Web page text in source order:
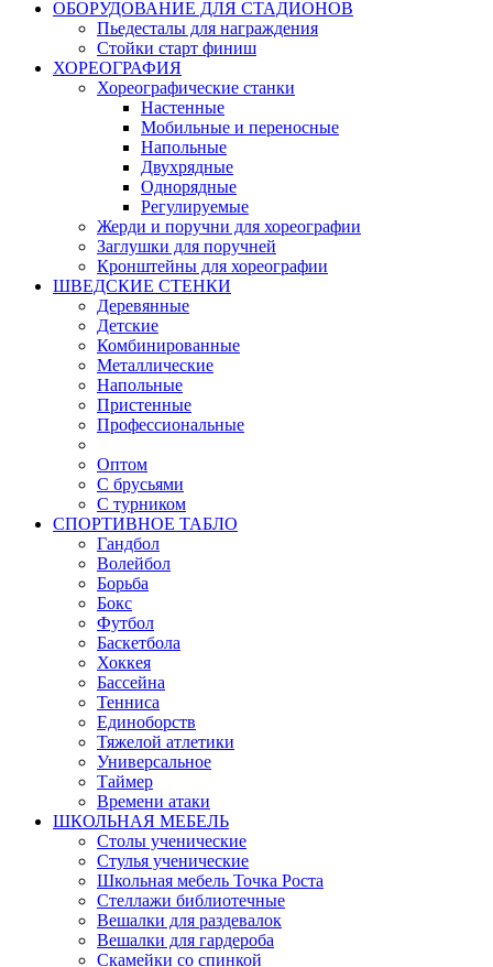
ОБОРУДОВАНИЕ ДЛЯ СТАДИОНОВ
Пьедесталы для награждения
Стойки старт финиш
ХОРЕОГРАФИЯ
Хореографические станки
Настенные
Мобильные и переносные
Напольные
Двухрядные
Однорядные
Регулируемые
Жерди и поручни для хореографии
Заглушки для поручней
Кронштейны для хореографии
ШВЕДСКИЕ СТЕНКИ
Деревянные
Детские
Комбинированные
Металлические
Напольные
Пристенные
Профессиональные
Оптом
С брусьями
С турником
СПОРТИВНОЕ ТАБЛО
Гандбол
Волейбол
Борьба
Бокс
Футбол
Баскетбола
Хоккея
Бассейна
Тенниса
Единоборств
Тяжелой атлетики
Универсальное
Таймер
Времени атаки
ШКОЛЬНАЯ МЕБЕЛЬ
Столы ученические
Стулья ученические
Школьная мебель Точка Роста
Стеллажи библиотечные
Вешалки для раздевалок
Вешалки для гардероба
Скамейки со спинкой